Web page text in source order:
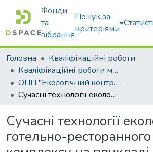
Фонди
та
зібрання
Пошук за
критеріями
Головна
Кваліфікаційні роботи
Кваліфікаційні роботи магістрів
ОПП "Екологічний контроль та аудит"
Сучасні технології екологізації готельно-ресторанного комплексу на прикладі молодіжного гостьового будинку
Сучасні технології
готельно-ресторанного